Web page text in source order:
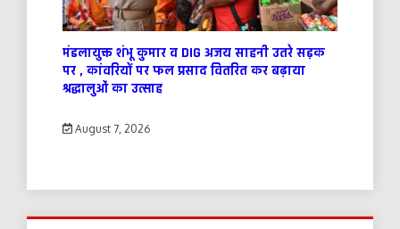
मंडलायुक्त शंभू कुमार व DIG अजय साहनी उतरे सड़क
पर , कांवरियों पर फल प्रसाद वितरित कर बढ़ाया
श्रद्धालुओं का उत्साह
August 7, 2026